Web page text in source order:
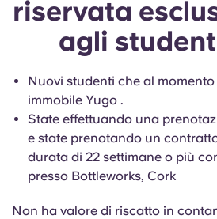
Català
Deutsch
Italian
French
Portuguese
riservata
agli
Nuovi studenti che al
immobile Yugo .
State effettuando una
e state prenotando un
durata di 22 settimane o più
presso Bottleworks, Cork
Non ha valore di riscatto in